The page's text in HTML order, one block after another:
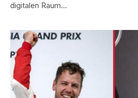
digitalen Raum…